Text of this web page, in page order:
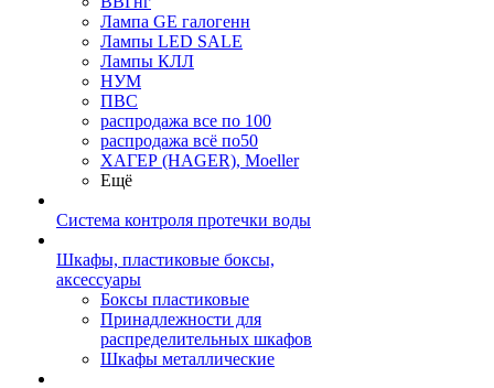
Лампа GE галогенн
Лампы LED SALE
Лампы КЛЛ
НУМ
ПВС
распродажа все по 100
распродажа всё по50
ХАГЕР (HAGER), Moeller
Ещё
Система контроля протечки воды
Шкафы, пластиковые боксы,
аксессуары
Боксы пластиковые
Принадлежности для
распределительных шкафов
Шкафы металлические